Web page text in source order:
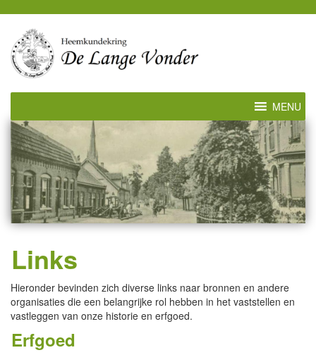
MENU
Links
Hieronder bevinden zich diverse links naar bronnen en andere
organisaties die een belangrijke rol hebben in het vaststellen en
vastleggen van onze historie en erfgoed.
Erfgoed